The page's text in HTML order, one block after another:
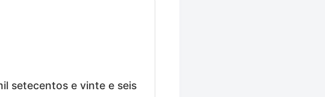
setecentos e vinte e seis